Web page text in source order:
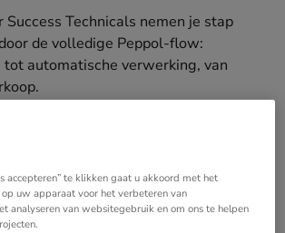
Success Technicals nemen je stap
de volledige Peppol-flow:
automatische verwerking, van
tijd helemaal Peppol-proof en kun
begeleiden in deze transitie.
accepteren” te klikken gaat u akkoord met het
op uw apparaat voor het verbeteren van
analyseren van websitegebruik en om ons te helpen